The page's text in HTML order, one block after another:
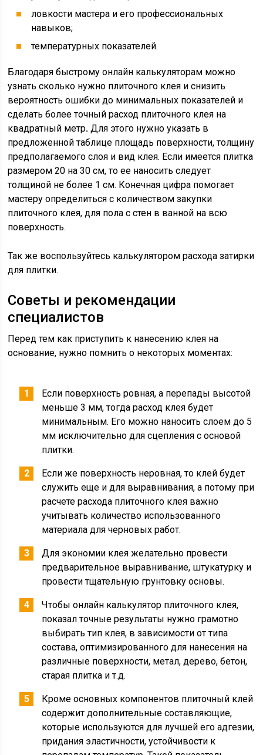
ловкости мастера и его профессиональных
навыков;
температурных показателей.
Благодаря быстрому онлайн калькуляторам можно
узнать сколько нужно плиточного клея и снизить
вероятность ошибки до минимальных показателей и
сделать более точный расход плиточного клея на
квадратный метр. Для этого нужно указать в
предложенной таблице площадь поверхности, толщину
предполагаемого слоя и вид клея. Если имеется плитка
размером 20 на 30 см, то ее наносить следует
толщиной не более 1 см. Конечная цифра помогает
мастеру определиться с количеством закупки
плиточного клея, для пола с стен в ванной на всю
поверхность.
Так же воспользуйтесь калькулятором расхода затирки
для плитки.
Советы и рекомендации
специалистов
Перед тем как приступить к нанесению клея на
основание, нужно помнить о некоторых моментах:
Если поверхность ровная, а перепады высотой
меньше 3 мм, тогда расход клея будет
минимальным. Его можно наносить слоем до 5
мм исключительно для сцепления с основой
плитки.
Если же поверхность неровная, то клей будет
служить еще и для выравнивания, а потому при
расчете расхода плиточного клея важно
учитывать количество использованного
материала для черновых работ.
Для экономии клея желательно провести
предварительное выравнивание, штукатурку и
провести тщательную грунтовку основы.
Чтобы онлайн калькулятор плиточного клея,
показал точные результаты нужно грамотно
выбирать тип клея, в зависимости от типа
состава, оптимизированного для нанесения на
различные поверхности, метал, дерево, бетон,
старая плитка и т.д.
Кроме основных компонентов плиточный клей
содержит дополнительные составляющие,
которые используются для лучшей его адгезии,
придания эластичности, устойчивости к